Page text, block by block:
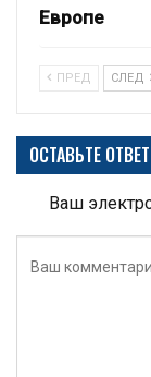
Европе
ПРЕД СЛЕД
ОСТАВЬТЕ ОТВЕТ
Ваш